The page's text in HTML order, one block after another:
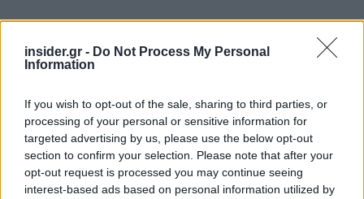
insider.gr - Do Not Process My Personal
Information
If you wish to opt-out of the sale, sharing to third parties, or
processing of your personal or sensitive information for
targeted advertising by us, please use the below opt-out
section to confirm your selection. Please note that after your
opt-out request is processed you may continue seeing
interest-based ads based on personal information utilized by
Διαβάζονται αυτή τη στιγμή
Ανασφάλιστα οχήματα: Στο «ψηφιακό κόσκινο»
της ΑΑΔΕ οι ενστάσεις για τα πρόστιμα